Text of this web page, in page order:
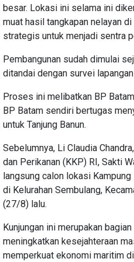
besar. Lokasi ini selama ini
muat hasil tangkapan nelayan
strategis untuk menjadi sentra
Pembangunan sudah dimulai
ditandai dengan survei
Proses ini melibatkan BP
BP Batam sendiri bertugas
untuk Tanjung Banun.
Sebelumnya, Li Claudia
dan Perikanan (KKP) RI, Sakti
langsung calon lokasi
di Kelurahan Sembulang,
(27/8) lalu.
Kunjungan ini merupakan
meningkatkan kesejahteraan
memperkuat ekonomi maritim